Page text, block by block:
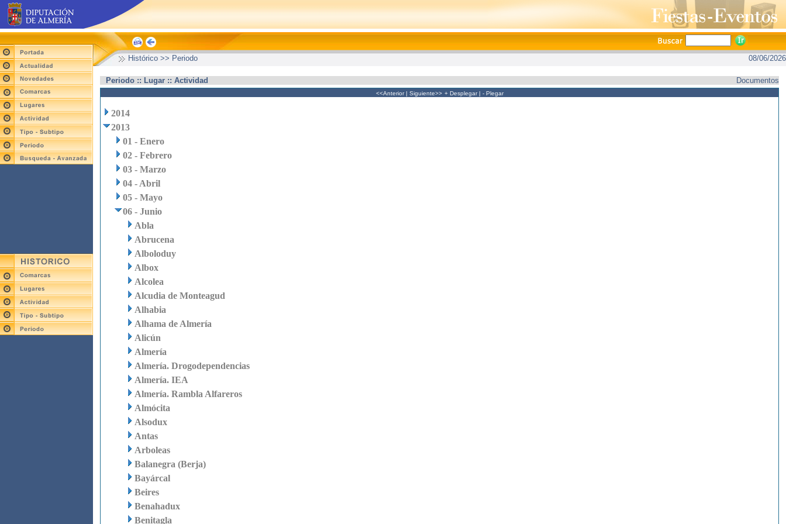
Histórico >> Periodo 08/06/2026
Periodo :: Lugar :: Actividad Documentos
<<Anterior| Siguiente>> + Desplegar| - Plegar
2014
2013
01 - Enero
02 - Febrero
03 - Marzo
04 - Abril
05 - Mayo
06 - Junio
Abla
Abrucena
Alboloduy
Albox
Alcolea
Alcudia de Monteagud
Alhabia
Alhama de Almería
Alicún
Almería
Almería. Drogodependencias
Almería. IEA
Almería. Rambla Alfareros
Almócita
Alsodux
Antas
Arboleas
Balanegra (Berja)
Bayárcal
Beires
Benahadux
Benitagla